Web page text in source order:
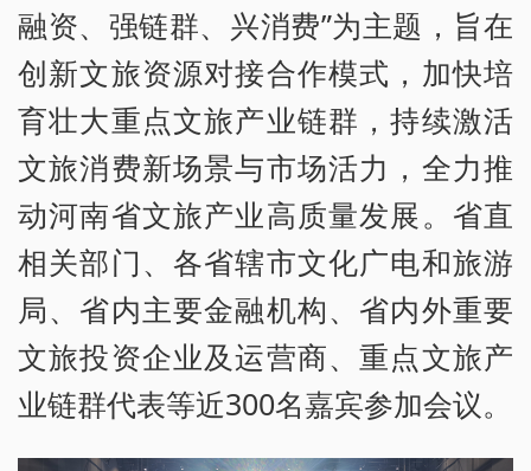
融资、强链群、兴消费”为主题，旨在
创新文旅资源对接合作模式，加快培
育壮大重点文旅产业链群，持续激活
文旅消费新场景与市场活力，全力推
动河南省文旅产业高质量发展。省直
相关部门、各省辖市文化广电和旅游
局、省内主要金融机构、省内外重要
文旅投资企业及运营商、重点文旅产
业链群代表等近300名嘉宾参加会议。